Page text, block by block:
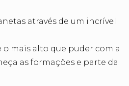
através de um incrível
mais alto que puder com a
as formações e parte da